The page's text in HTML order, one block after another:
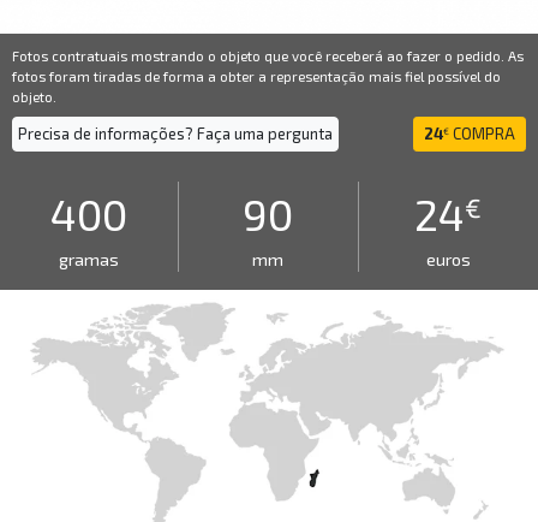
Fotos contratuais mostrando o objeto que você receberá ao fazer o pedido. As
fotos foram tiradas de forma a obter a representação mais fiel possível do
objeto.
Precisa de informações? Faça uma pergunta 24€ COMPRA
400
gramas
90
mm
24€
euros